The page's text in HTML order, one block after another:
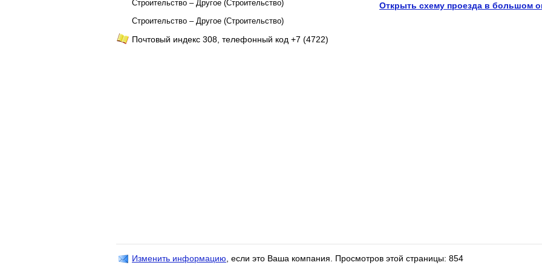
Строительство – Другое (Строительство)
Строительство – Другое (Строительство)
Почтовый индекс 308, телефонный код +7 (4722)
Открыть схему проезда в большом
Изменить информацию , если это Ваша компания. Просмотров этой страницы: 854